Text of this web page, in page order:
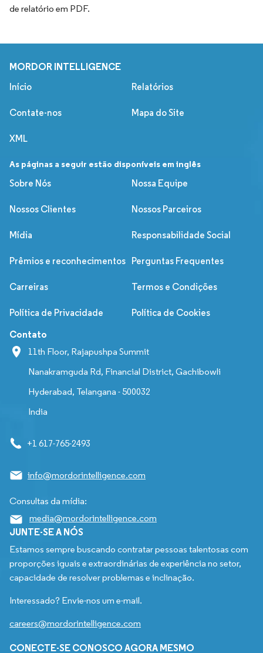
de relatório em PDF.
MORDOR INTELLIGENCE
Início Relatórios
Contate-nos Mapa do Site
XML
As páginas a seguir estão disponíveis em inglês
Sobre Nós
Nossa Equipe
Nossos Clientes Nossos Parceiros
Mídia Responsabilidade Social
Prêmios e reconhecimentos Perguntas Frequentes
Carreiras Termos e Condições
Política de Privacidade Política de Cookies
Contato
11th Floor, Rajapushpa Summit
Nanakramguda Rd, Financial District, Gachibowli
Hyderabad, Telangana - 500032
India
+1 617-765-2493
info@mordorintelligence.com
Consultas da mídia:
media@mordorintelligence.com
JUNTE-SE A NÓS
Estamos sempre buscando contratar pessoas talentosas com
proporções iguais e extraordinárias de experiência no setor,
capacidade de resolver problemas e inclinação.
Interessado? Envie-nos um e-mail.
careers@mordorintelligence.com
CONECTE-SE CONOSCO AGORA MESMO